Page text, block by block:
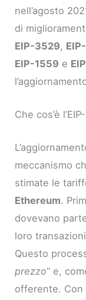
nell’agosto
di
EIP-3529,
EIP-1559 e
Che cos’è
meccanismo
stimate le
Ethereum.
dovevano
loro
Questo
prezzo” e,
offerente. Con